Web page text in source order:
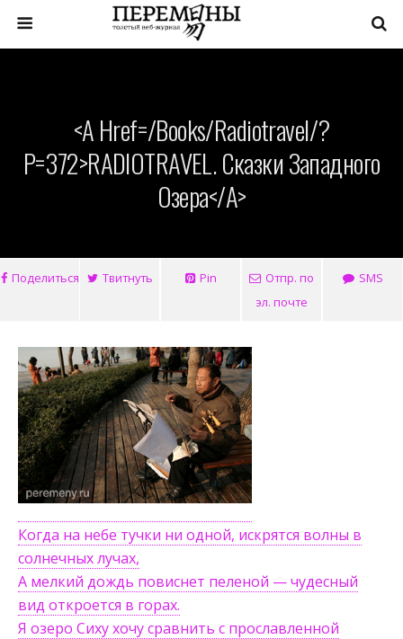
<a Href=/books/radiotravel/?
P=372>RADIOTRAVEL. Сказки Западного
Озера</a>
Поделиться Твитнуть Pin
Отпр. по
эл. почте
SMS
Когда на небе тучки ни одной, искрятся волны в
солнечных лучах,
А мелкий дождь повиснет пеленой — чудесный
вид откроется в горах.
Я озеро Сиху хочу сравнить с прославленной